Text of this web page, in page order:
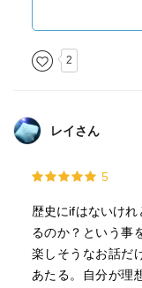
2
レイさん
5
歴史にifはないけ
るのか？という事
楽しそうなお話だ
あたる。自分が理